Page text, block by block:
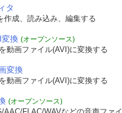
タ
作成、読み込み、編集する
変換 (オープンソース)
動画ファイル(AVI)に変換する
変換
動画ファイル(AVI)に変換する
(オープンソース)